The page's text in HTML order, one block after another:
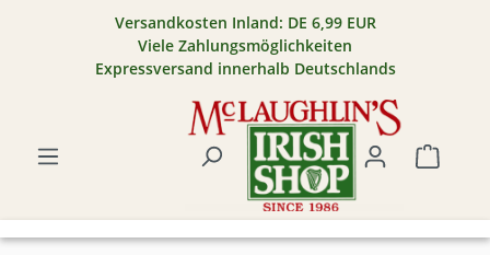
Zum Hauptinhalt springenVersandkosten Inland: DE 6,99 EUR
Viele Zahlungsmöglichkeiten
Expressversand innerhalb Deutschlands